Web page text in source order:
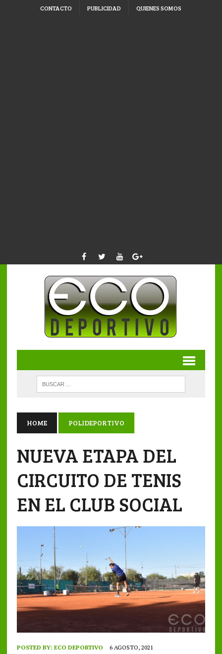
CONTACTO PUBLICIDAD QUIENES SOMOS
HOME POLIDEPORTIVO
NUEVA ETAPA DEL
CIRCUITO DE TENIS
EN EL CLUB SOCIAL
POSTED BY: ECO DEPORTIVO 6 AGOSTO, 2021